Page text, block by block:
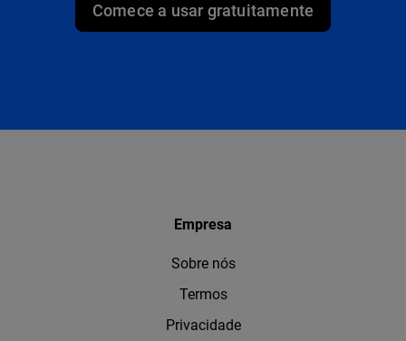
Comece a usar gratuitamente
Empresa
Sobre nós
Termos
Privacidade